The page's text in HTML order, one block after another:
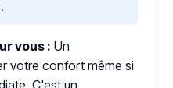
vous : Un
votre confort même si
C'est un